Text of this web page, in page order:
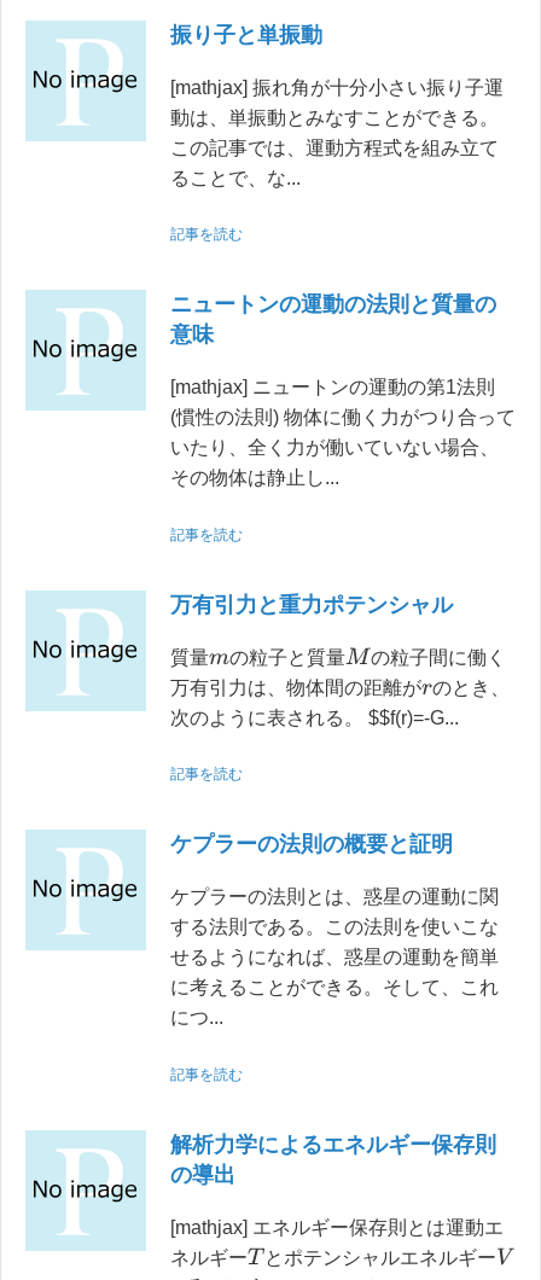
振り子と単振動
[mathjax] 振れ角が十分小さい振り子運
動は、単振動とみなすことができる。
この記事では、運動方程式を組み立て
ることで、な...
記事を読む
ニュートンの運動の法則と質量の
意味
[mathjax] ニュートンの運動の第1法則
(慣性の法則) 物体に働く力がつり合って
いたり、全く力が働いていない場合、
その物体は静止し...
記事を読む
万有引力と重力ポテンシャル
質量m の粒子と質量M の粒子間に働く
万有引力は、物体間の距離がr のとき、
次のように表される。 $$f(r)=-G...
記事を読む
ケプラーの法則の概要と証明
ケプラーの法則とは、惑星の運動に関
する法則である。この法則を使いこな
せるようになれば、惑星の運動を簡単
に考えることができる。そして、これ
につ...
記事を読む
解析力学によるエネルギー保存則
の導出
[mathjax] エネルギー保存則とは運動エ
ネルギーT とポテンシャルエネルギーV